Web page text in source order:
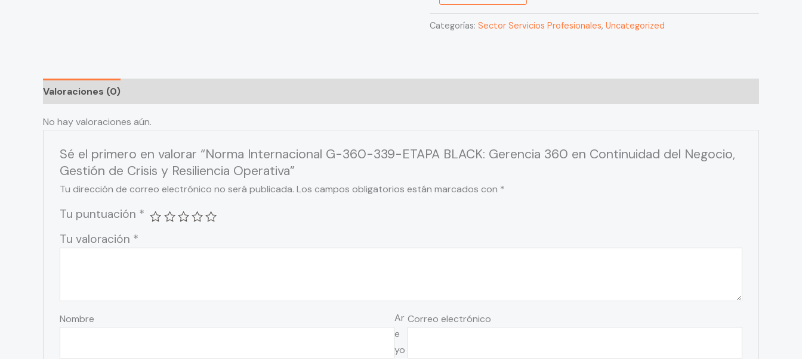
Gestión
de
cantidad
Categorías: Sector Servicios Profesionales, Uncategorized
Valoraciones (0)
No hay valoraciones aún.
Sé el primero en valorar “Norma Internacional G-360-339-ETAPA BLACK: Gerencia 360 en Continuidad del Negocio,
Gestión de Crisis y Resiliencia Operativa”
Tu dirección de correo electrónico no será publicada. Los campos obligatorios están marcados con *
Tu puntuación *
Tu valoración *
Nombre Correo electrónico
Ar
e
yo